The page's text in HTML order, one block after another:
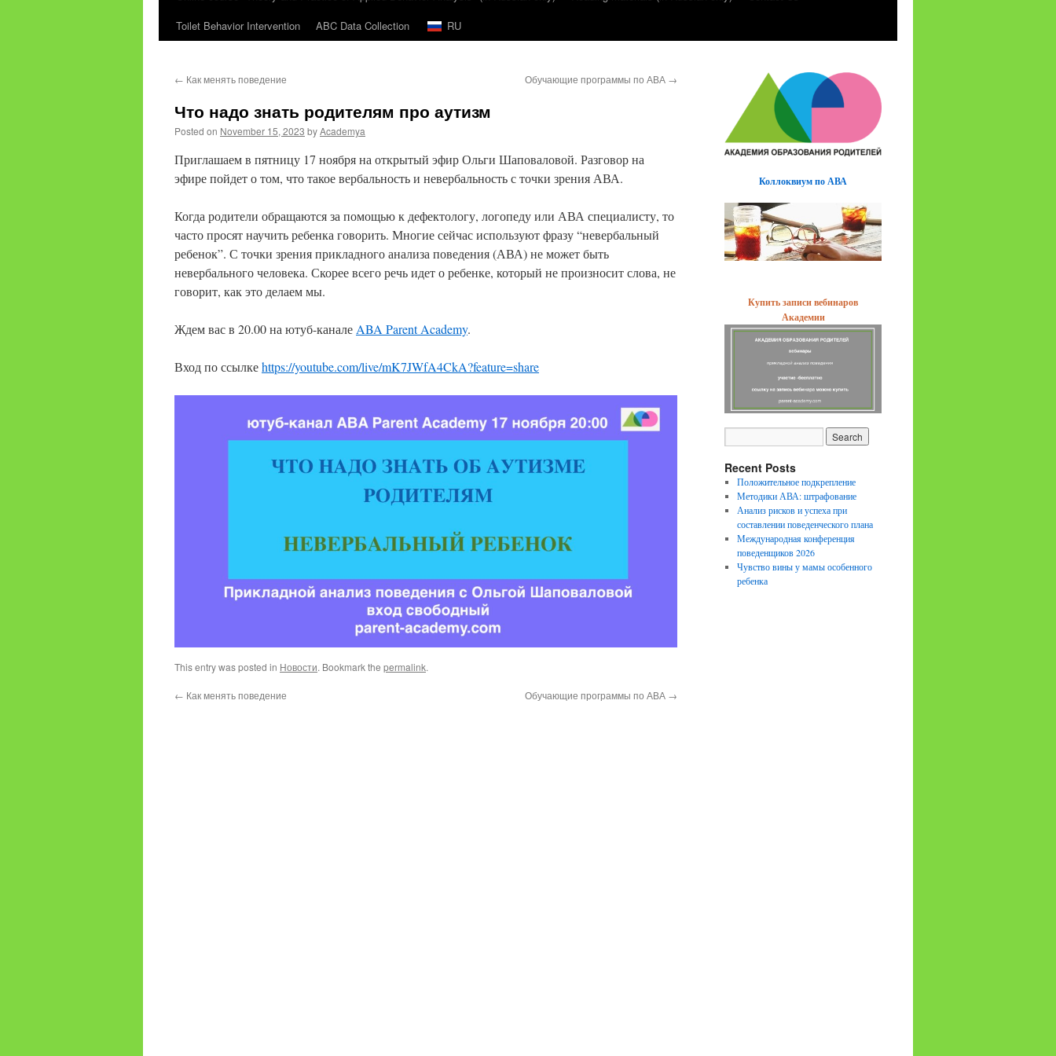
content
Toilet Behavior Intervention
ABC Data Collection RU
← Как менять поведение Обучающие программы по АВА →
Что надо знать родителям про аутизм
Posted on November 15, 2023 byAcademya
Приглашаем в пятницу 17 ноября на открытый эфир Ольги Шаповаловой. Разговор на
эфире пойдет о том, что такое вербальность и невербальность с точки зрения АВА.
Когда родители обращаются за помощью к дефектологу, логопеду или АВА специалисту, то
часто просят научить ребенка говорить. Многие сейчас используют фразу “невербальный
ребенок”. С точки зрения прикладного анализа поведения (АВА) не может быть
невербального человека. Скорее всего речь идет о ребенке, который не произносит слова, не
говорит, как это делаем мы.
Ждем вас в 20.00 на ютуб-канале ABA Parent Academy.
Вход по ссылкеhttps://youtube.com/live/mK7JWfA4CkA?feature=share
This entry was posted in Новости. Bookmark the permalink.
← Как менять поведение Обучающие программы по АВА →
Коллоквиум по АВА
Купить записи вебинаров
Академии
Recent Posts
Положительное подкрепление
Методики АВА: штрафование
Анализ рисков и успеха при
составлении поведенческого плана
Международная конференция
поведенщиков 2026
Чувство вины у мамы особенного
ребенка